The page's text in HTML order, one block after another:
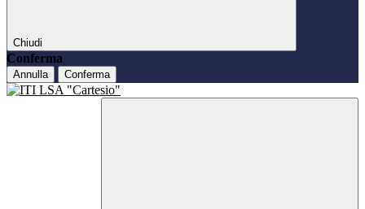
Chiudi
Conferma
Annulla Conferma